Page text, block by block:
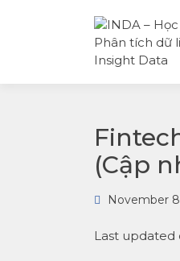
(Cập
November
Last updated